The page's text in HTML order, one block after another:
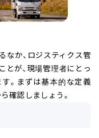
なか、ロジスティクス管
とが、現場管理者にとっ
。まずは基本的な定義
確認しましょう。